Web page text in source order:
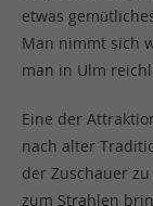
etwas
Man nimmt sich
man in Ulm
Eine der
nach alter
der Zuschauer
zum Strahlen